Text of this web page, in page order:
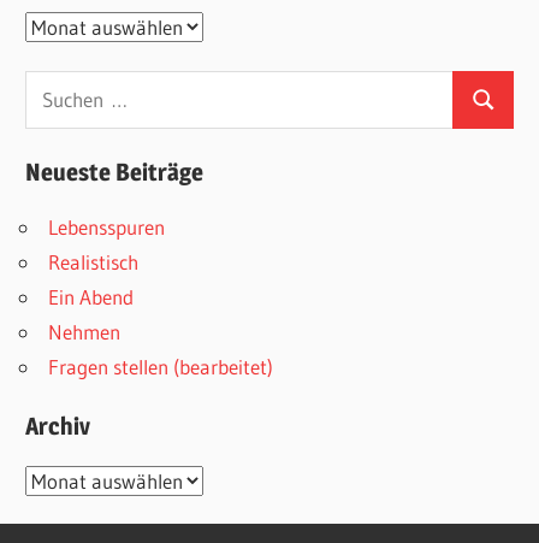
Archive
Suchen
nach:
Suchen
Neueste Beiträge
Lebensspuren
Realistisch
Ein Abend
Nehmen
Fragen stellen (bearbeitet)
Archiv
Archiv